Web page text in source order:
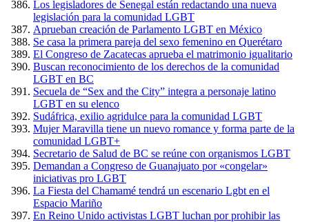
Los legisladores de Senegal están redactando una nueva
legislación para la comunidad LGBT
Aprueban creación de Parlamento LGBT en México
Se casa la primera pareja del sexo femenino en Querétaro
El Congreso de Zacatecas aprueba el matrimonio igualitario
Buscan reconocimiento de los derechos de la comunidad
LGBT en BC
Secuela de “Sex and the City” integra a personaje latino
LGBT en su elenco
Sudáfrica, exilio agridulce para la comunidad LGBT
Mujer Maravilla tiene un nuevo romance y forma parte de la
comunidad LGBT+
Secretario de Salud de BC se reúne con organismos LGBT
Demandan a Congreso de Guanajuato por «congelar»
iniciativas pro LGBT
La Fiesta del Chamamé tendrá un escenario Lgbt en el
Espacio Mariño
En Reino Unido activistas LGBT luchan por prohibir las